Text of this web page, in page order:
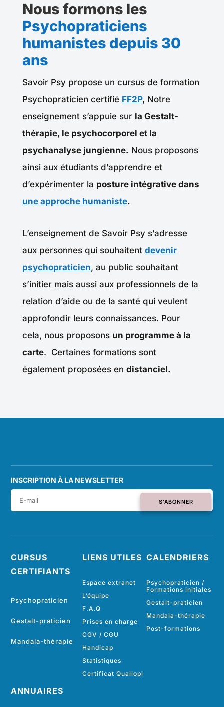
Nous formons les
Psychopraticiens
humanistes depuis 30
ans
Savoir Psy propose un cursus de formation
Psychopraticien certifié FF2P, Notre
enseignement s’appuie sur la Gestalt-
thérapie, le psychocorporel et la
psychanalyse jungienne. Nous proposons
ainsi aux étudiants d’apprendre et
d’expérimenter la posture intégrative dans
une approche humaniste.
L’enseignement de Savoir Psy s’adresse
aux personnes qui souhaitent devenir
psychopraticien, au public souhaitant
s’initier mais aussi aux professionnels de la
relation d’aide ou de la santé qui veulent
approfondir leurs connaissances. Pour
cela, nous proposons un programme à la
carte. Certaines formations sont
également proposées en distanciel.
INSCRIPTION À LA NEWSLETTER
S'ABONNER
CURSUS
CERTIFIANTS
Psychopraticien
Gestalt-praticien
Mandala-thérapie
ANNUAIRES
LIENS UTILES
Espace extranet
L’équipe
F.A.Q
Prises en charge
CGV / CGU
Handicap
Statistiques
Certificat Qualiopi
CALENDRIERS
Psychopraticien /
Formations initiales
Gestalt-praticien
Mandala-thérapie
Post-formations